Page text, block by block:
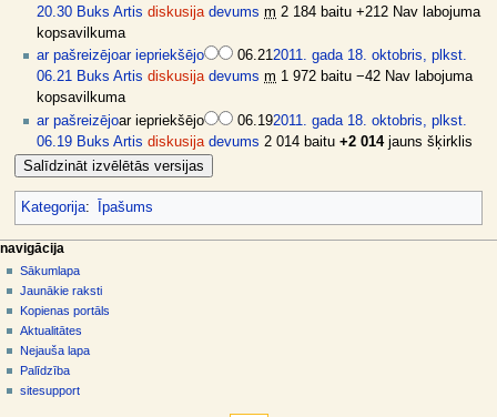
20.30 Buks Artis diskusija devums m 2 184 baitu +212 Nav labojuma
kopsavilkuma
ar pašreizējoar iepriekšējo 06.212011. gada 18. oktobris, plkst.
06.21 Buks Artis diskusija devums m 1 972 baitu −42 Nav labojuma
kopsavilkuma
ar pašreizējoar iepriekšējo 06.192011. gada 18. oktobris, plkst.
06.19 Buks Artis diskusija devums 2 014 baitu +2 014 jauns šķirklis
Kategorija: Īpašums
N
a
v
g
ā
c
lapas darbības
raksts
diskusija
skatīt
aplūkot
kodu
vēsture
dalībnieka rīki
pieslēgties
navigācija
Sākumlapa
Jaunākie raksti
Kopienas portāls
Aktualitātes
Nejauša lapa
Palīdzība
sitesupport